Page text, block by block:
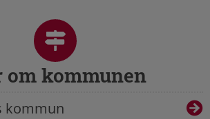
om kommunen
kommun